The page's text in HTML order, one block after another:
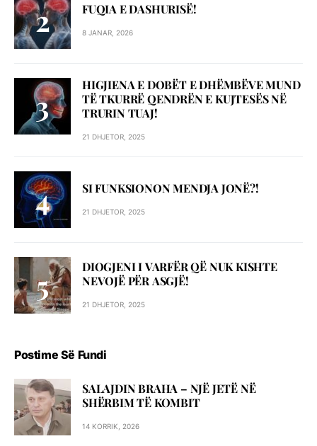
FUQIA E DASHURISË!
8 JANAR, 2026
HIGJIENA E DOBËT E DHËMBËVE MUND
TË TKURRË QENDRËN E KUJTESËS NË
TRURIN TUAJ!
21 DHJETOR, 2025
SI FUNKSIONON MENDJA JONË?!
21 DHJETOR, 2025
DIOGJENI I VARFËR QË NUK KISHTE
NEVOJË PËR ASGJË!
21 DHJETOR, 2025
Postime Së Fundi
SALAJDIN BRAHA – NJЁ JETЁ NЁ
SHЁRBIM TЁ KOMBIT
14 KORRIK, 2026